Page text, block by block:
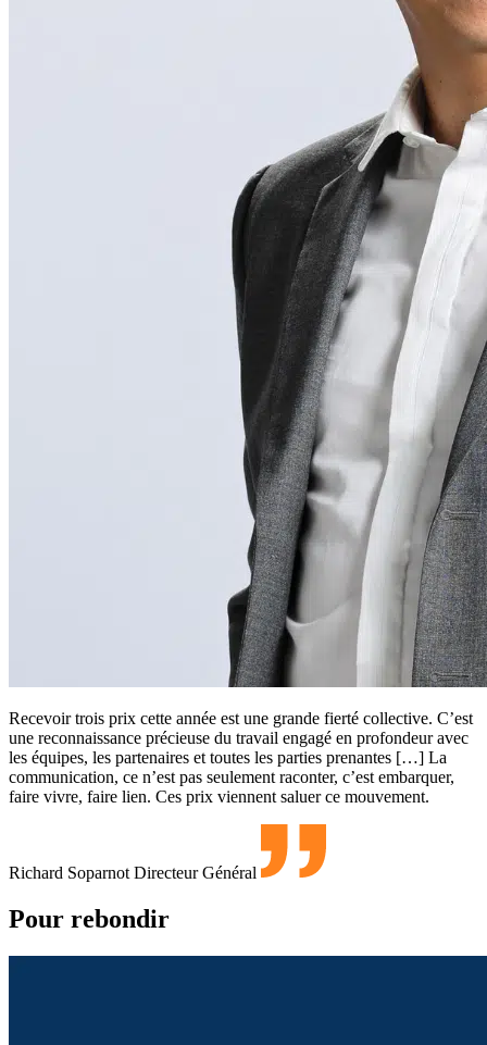
Recevoir trois prix cette année est une grande fierté collective. C’est
une reconnaissance précieuse du travail engagé en profondeur avec
les équipes, les partenaires et toutes les parties prenantes […] La
communication, ce n’est pas seulement raconter, c’est embarquer,
faire vivre, faire lien. Ces prix viennent saluer ce mouvement.
Richard Soparnot Directeur Général
Pour rebondir